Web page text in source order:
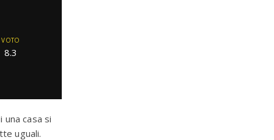
VOTO
8.3
casa si
uguali.